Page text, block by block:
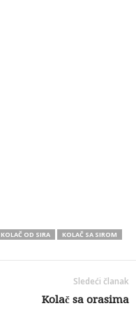
KOLAČ OD SIRA
KOLAČ SA SIROM
Sledeći članak
Kolač sa orasima